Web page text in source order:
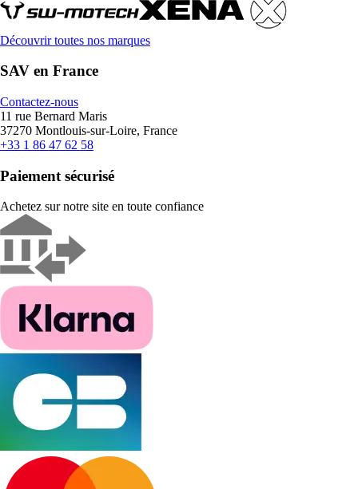
Découvrir toutes nos marques
SAV en France
Contactez-nous
11 rue Bernard Maris
37270 Montlouis-sur-Loire, France
+33 1 86 47 62 58
Paiement sécurisé
Achetez sur notre site en toute confiance